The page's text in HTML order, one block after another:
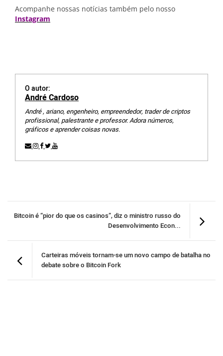
Acompanhe nossas notícias também pelo nosso
Instagram
O autor:
André Cardoso
André , ariano, engenheiro, empreendedor, trader de criptos
profissional, palestrante e professor. Adora números,
gráficos e aprender coisas novas.
Bitcoin é “pior do que os casinos”, diz o ministro russo do
Desenvolvimento Econ...
Carteiras móveis tornam-se um novo campo de batalha no
debate sobre o Bitcoin Fork